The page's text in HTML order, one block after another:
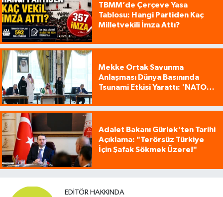
TBMM’de Çerçeve Yasa
Tablosu: Hangi Partiden Kaç
Milletvekili İmza Attı?
Mekke Ortak Savunma
Anlaşması Dünya Basınında
Tsunami Etkisi Yarattı: 'NATO
Adalet Bakanı Gürlek'ten Tarihi
Açıklama: "Terörsüz Türkiye
İçin Şafak Sökmek Üzere!"
EDITÖR HAKKINDA